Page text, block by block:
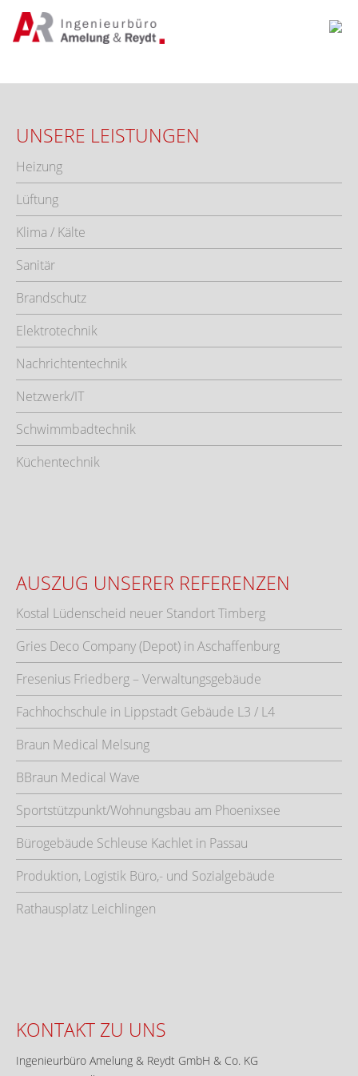
C
K
UNSERE LEISTUNGEN
Heizung
Lüftung
Klima / Kälte
Sanitär
Brandschutz
Elektrotechnik
Nachrichtentechnik
Netzwerk/IT
Schwimmbadtechnik
Küchentechnik
AUSZUG UNSERER REFERENZEN
Kostal Lüdenscheid neuer Standort Timberg
Gries Deco Company (Depot) in Aschaffenburg
Fresenius Friedberg – Verwaltungsgebäude
Fachhochschule in Lippstadt Gebäude L3 / L4
Braun Medical Melsung
BBraun Medical Wave
Sportstützpunkt/Wohnungsbau am Phoenixsee
Bürogebäude Schleuse Kachlet in Passau
Produktion, Logistik Büro,- und Sozialgebäude
Rathausplatz Leichlingen
KONTAKT ZU UNS
Ingenieurbüro Amelung & Reydt GmbH & Co. KG